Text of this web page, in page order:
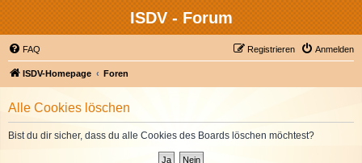
ISDV - Forum
FAQ Anmelden
Registrieren
ISDV-Homepage Foren
Alle Cookies löschen
Bist du dir sicher, dass du alle Cookies des Boards löschen möchtest?